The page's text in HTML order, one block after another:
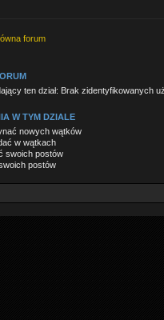
forum
ten dział: Brak zidentyfikowanych
W TYM DZIALE
nowych wątków
w wątkach
swoich postów
postów